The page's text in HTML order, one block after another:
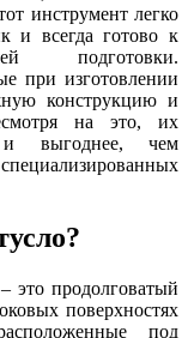
инструмент легко
и всегда готово к
подготовки.
при изготовлении
конструкцию и
на это, их
выгоднее, чем
это продолговатый
поверхностях
под